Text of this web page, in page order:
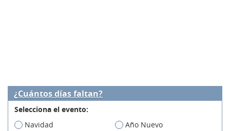
¿Cuántos días faltan?
Selecciona el evento:
Navidad
Año Nuevo